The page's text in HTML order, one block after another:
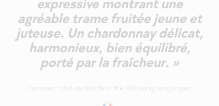
expressive montrant une
agréable trame fruitée jeune et
juteuse. Un chardonnay délicat,
harmonieux, bien équilibré,
porté par la fraîcheur. »